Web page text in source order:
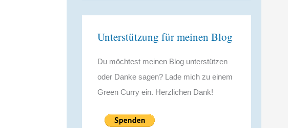
Unterstützung für meinen Blog
Du möchtest meinen Blog unterstützen
oder Danke sagen? Lade mich zu einem
Green Curry ein. Herzlichen Dank!